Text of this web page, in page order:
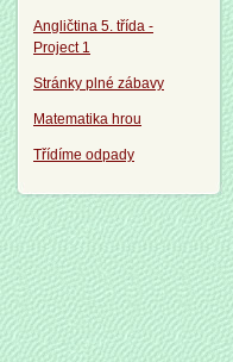
Angličtina 5. třída -
Project 1
Stránky plné zábavy
Matematika hrou
Třídíme odpady